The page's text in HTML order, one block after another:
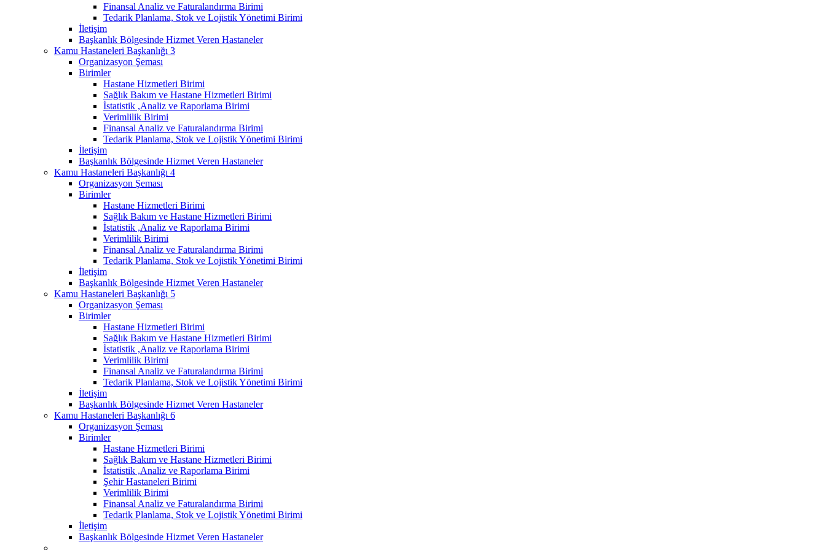
Finansal Analiz ve Faturalandırma Birimi
Tedarik Planlama, Stok ve Lojistik Yönetimi Birimi
İletişim
Başkanlık Bölgesinde Hizmet Veren Hastaneler
Kamu Hastaneleri Başkanlığı 3
Organizasyon Şeması
Birimler
Hastane Hizmetleri Birimi
Sağlık Bakım ve Hastane Hizmetleri Birimi
İstatistik ,Analiz ve Raporlama Birimi
Verimlilik Birimi
Finansal Analiz ve Faturalandırma Birimi
Tedarik Planlama, Stok ve Lojistik Yönetimi Birimi
İletişim
Başkanlık Bölgesinde Hizmet Veren Hastaneler
Kamu Hastaneleri Başkanlığı 4
Organizasyon Şeması
Birimler
Hastane Hizmetleri Birimi
Sağlık Bakım ve Hastane Hizmetleri Birimi
İstatistik ,Analiz ve Raporlama Birimi
Verimlilik Birimi
Finansal Analiz ve Faturalandırma Birimi
Tedarik Planlama, Stok ve Lojistik Yönetimi Birimi
İletişim
Başkanlık Bölgesinde Hizmet Veren Hastaneler
Kamu Hastaneleri Başkanlığı 5
Organizasyon Şeması
Birimler
Hastane Hizmetleri Birimi
Sağlık Bakım ve Hastane Hizmetleri Birimi
İstatistik ,Analiz ve Raporlama Birimi
Verimlilik Birimi
Finansal Analiz ve Faturalandırma Birimi
Tedarik Planlama, Stok ve Lojistik Yönetimi Birimi
İletişim
Başkanlık Bölgesinde Hizmet Veren Hastaneler
Kamu Hastaneleri Başkanlığı 6
Organizasyon Şeması
Birimler
Hastane Hizmetleri Birimi
Sağlık Bakım ve Hastane Hizmetleri Birimi
İstatistik ,Analiz ve Raporlama Birimi
Şehir Hastaneleri Birimi
Verimlilik Birimi
Finansal Analiz ve Faturalandırma Birimi
Tedarik Planlama, Stok ve Lojistik Yönetimi Birimi
İletişim
Başkanlık Bölgesinde Hizmet Veren Hastaneler